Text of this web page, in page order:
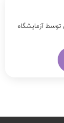
توسط آزمایشگاه